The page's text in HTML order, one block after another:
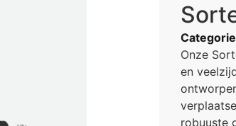
Onze
en
robuuste